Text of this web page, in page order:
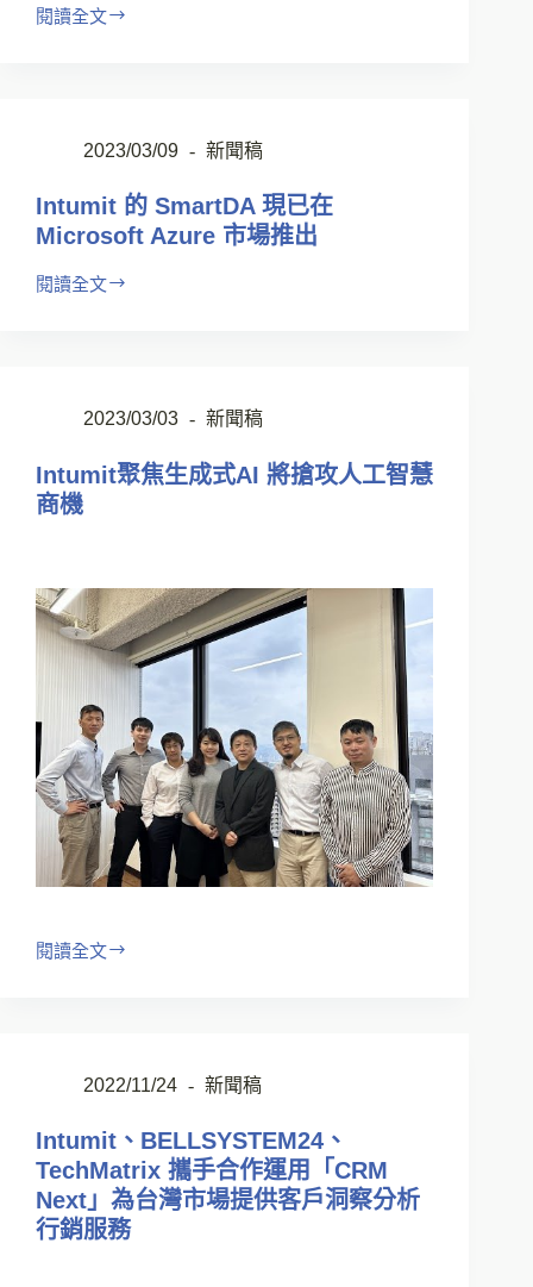
閱讀全文
2023/03/09 新聞稿
Intumit 的 SmartDA 現已在
Microsoft Azure 市場推出
閱讀全文
2023/03/03 新聞稿
Intumit聚焦生成式AI 將搶攻人工智慧
商機
閱讀全文
2022/11/24 新聞稿
Intumit、BELLSYSTEM24、
TechMatrix 攜手合作運用「CRM
Next」為台灣市場提供客戶洞察分析
行銷服務